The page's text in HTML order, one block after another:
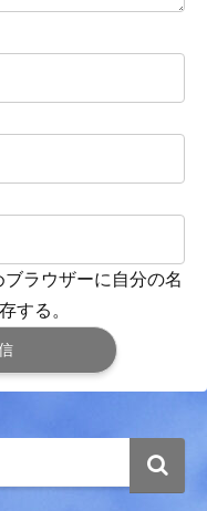
ラウザーに自分の名
する。